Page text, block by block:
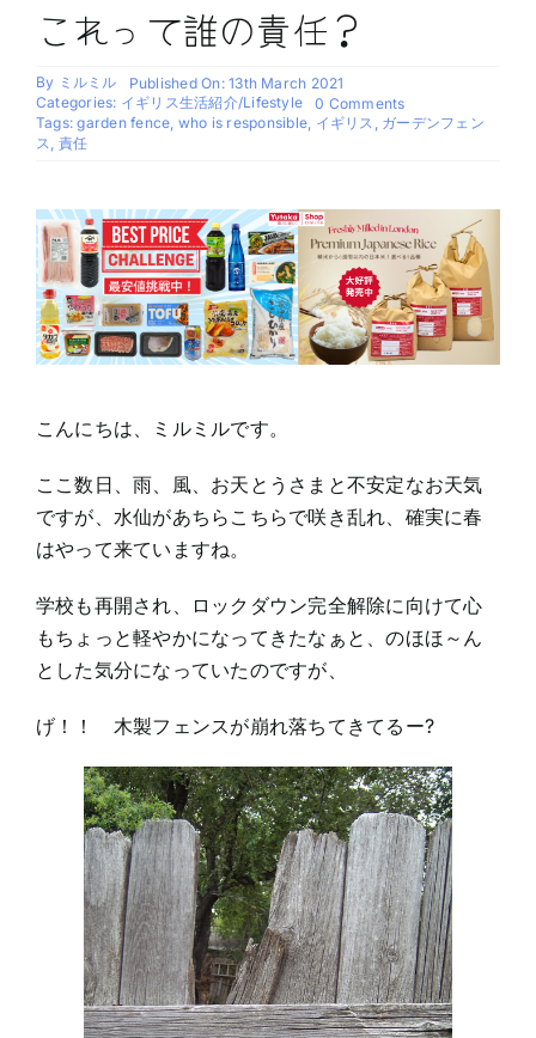
これって誰の責任？
By ミルミル
Published On: 13th March 2021
Categories: イギリス生活紹介/Lifestyle 0 Commentson
こ
の
責
任？
Tags:garden fence, who is responsible, イギリス , ガーデンフェン
ス, 責任
こんにちは、ミルミルです。
ここ数日、雨、風、お天とうさまと不安定なお天気
ですが、水仙があちらこちらで咲き乱れ、確実に春
はやって来ていますね。
学校も再開され、ロックダウン完全解除に向けて心
もちょっと軽やかになってきたなぁと、のほほ～ん
とした気分になっていたのですが、
げ！！ 木製フェンスが崩れ落ちてきてるー?